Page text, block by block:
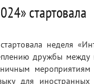
стартовала
неделя
дружбы между
мероприятиям
для иностранных